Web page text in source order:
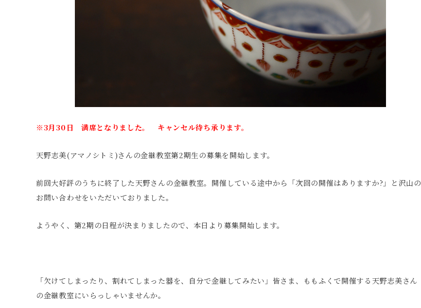
※3月30日 満席となりました。 キャンセル待ち承ります。
天野志美(アマノシトミ)さんの金継教室第2期生の募集を開始します。
前回大好評のうちに終了した天野さんの金継教室。開催している途中から「次回の開催はありますか?」と沢山の
お問い合わせをいただいておりました。
ようやく、第2期の日程が決まりましたので、本日より募集開始します。
「欠けてしまったり、割れてしまった器を、自分で金継してみたい」皆さま、ももふくで開催する天野志美さん
の金継教室にいらっしゃいませんか。